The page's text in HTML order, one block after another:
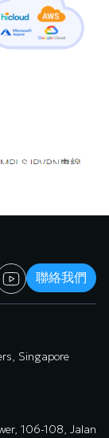
聯絡我們
Singapore
106-108, Jalan